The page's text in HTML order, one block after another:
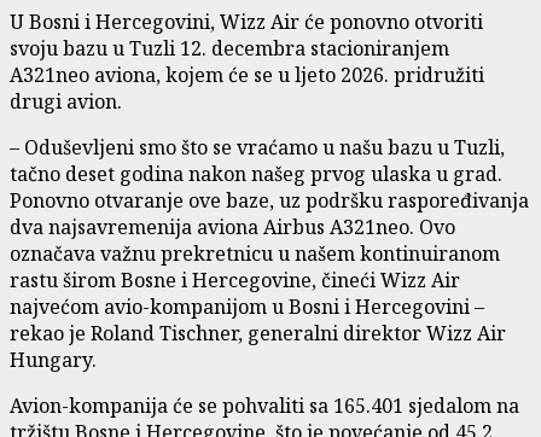
U Bosni i Hercegovini, Wizz Air će ponovno otvoriti
svoju bazu u Tuzli 12. decembra stacioniranjem
A321neo aviona, kojem će se u ljeto 2026. pridružiti
drugi avion.
– Oduševljeni smo što se vraćamo u našu bazu u Tuzli,
tačno deset godina nakon našeg prvog ulaska u grad.
Ponovno otvaranje ove baze, uz podršku raspoređivanja
dva najsavremenija aviona Airbus A321neo. Ovo
označava važnu prekretnicu u našem kontinuiranom
rastu širom Bosne i Hercegovine, čineći Wizz Air
najvećom avio-kompanijom u Bosni i Hercegovini –
rekao je Roland Tischner, generalni direktor Wizz Air
Hungary.
Avion-kompanija će se pohvaliti sa 165.401 sjedalom na